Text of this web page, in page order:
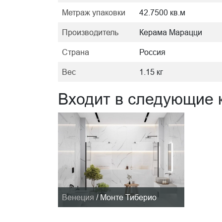
Метраж упаковки 42.7500 кв.м
Производитель Керама Марацци
Страна Россия
Вес 1.15 кг
Входит в следующие
Венеция / Монте Тиберио